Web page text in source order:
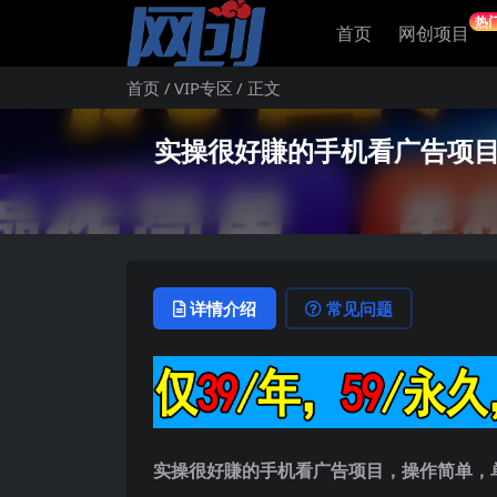
首页 网创项目 热
首页 VIP专区 正文
实操很好賺的手机看广告项
详情介绍 常见问题
实操很好賺的手机看广告项目，操作简单